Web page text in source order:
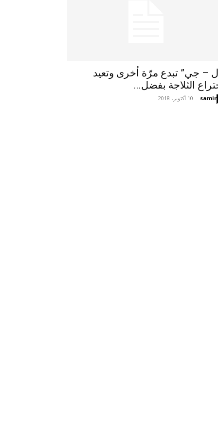
– جي” تبدع مرّة أخرى وتعيد
الثلاجة بفضل...
samir
- 10 أكتوبر، 2018